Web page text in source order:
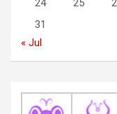
24 25
31
« Jul